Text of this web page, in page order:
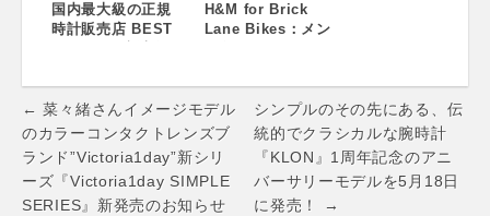
会社による新製品
の商品企画・販売
国内最大級の正規
時計販売店 BEST
SHOP. グランツリ
ー武蔵小杉』を11
月22日オープン！
～ コンセプトは
「スペースコロニ
ー(SPACE
COLONY)」な空間
H&M for Brick
Lane Bikes：メン
クション
Post
navigation
← 菜々緒さんイメージモデル
のカラーコンタクトレンズブ
ランド”Victoria1day”新シリ
ーズ『Victoria1day SIMPLE
SERIES』新発売のお知らせ
シンプルのその先にある、伝
統的でクラシカルな腕時計
『KLON』1周年記念のアニ
バーサリーモデルを5月18日
に発売！ →